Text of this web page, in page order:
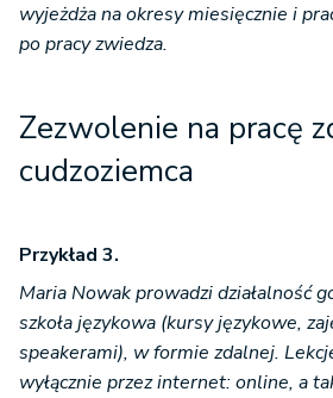
wyjeżdża na okresy miesięcznie i
po pracy zwiedza.
Zezwolenie na pracę
cudzoziemca
Przykład 3.
Maria Nowak prowadzi działalność
szkoła językowa (kursy językowe,
speakerami), w formie zdalnej.
wyłącznie przez internet: online, a